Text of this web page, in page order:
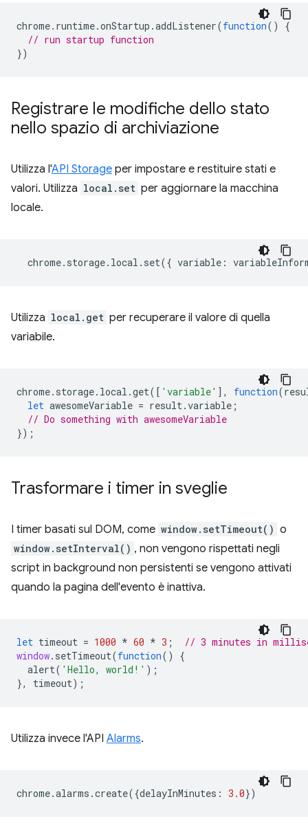
chrome. runtime.onStartup .addListener(function()
{
// run startup function
})
Registrare le modifiche dello stato
nello spazio di archiviazione
Utilizza l'API Storage per impostare e restituire stati e
valori. Utilizza local.set per aggiornare la macchina
locale.
chrome. storage. local . set({ variable :
Utilizza local.get per recuperare il valore di quella
variabile.
chrome. storage. local .get([ 'variable' ], function(
let awesomeVariable = result.variable ;
// Do something with awesomeVariable
});
Trasformare i timer in sveglie
I timer basati sul DOM, come window.setTimeout() o
window.setInterval() , non vengono rispettati negli
script in background non persistenti se vengono attivati
quando la pagina dell'evento è inattiva.
let timeout = 1000 * 60 * 3 ;
// 3 minutes in
window. setTimeout(function()
{
alert( 'Hello, world!' );
},
timeout);
Utilizza invece l'API Alarms.
chrome.alarms .create({delayInMinutes : 3.0})